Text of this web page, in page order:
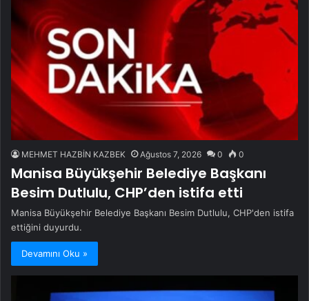
MEHMET HAZBİN KAZBEK Ağustos 7, 2026 0 0
Manisa Büyükşehir Belediye Başkanı
Besim Dutlulu, CHP’den istifa etti
Manisa Büyükşehir Belediye Başkanı Besim Dutlulu, CHP'den istifa
ettiğini duyurdu.
Devamını Oku »